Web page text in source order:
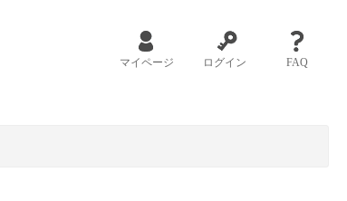
マイページ ログイン FAQ